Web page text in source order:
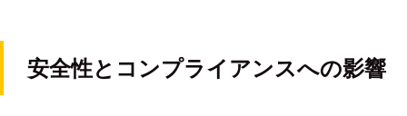
安全性とコンプライアンスへの影響